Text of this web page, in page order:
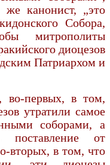
канонист, „это
Со­бора,
митрополиты
диоцезов
Патриархом и
во-первых, в том,
утратили самое
соборами, а
от
вторых, в том, что